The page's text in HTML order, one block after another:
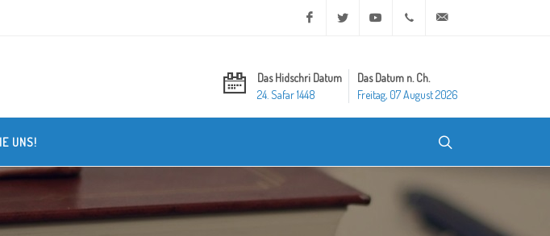
Facebook Twitter Youtube +20 2 25970400
Das Hidschri Datum
24. Safar 1448
Das Datum n. Ch.
Freitag, 07 August 2026
UNS!